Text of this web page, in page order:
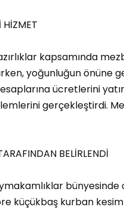
HİZMET
kapsamında
yoğunluğun önüne
ücretlerini
gerçekleştirdi.
BELİRLENDİ
bünyesinde
küçükbaş kurban